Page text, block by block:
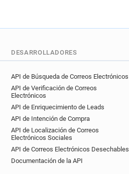
DESARROLLADORES
API de Búsqueda de Correos Electrónicos
API de Verificación de Correos
Electrónicos
API de Enriquecimiento de Leads
API de Intención de Compra
API de Localización de Correos
Electrónicos Sociales
API de Correos Electrónicos Desechables
Documentación de la API